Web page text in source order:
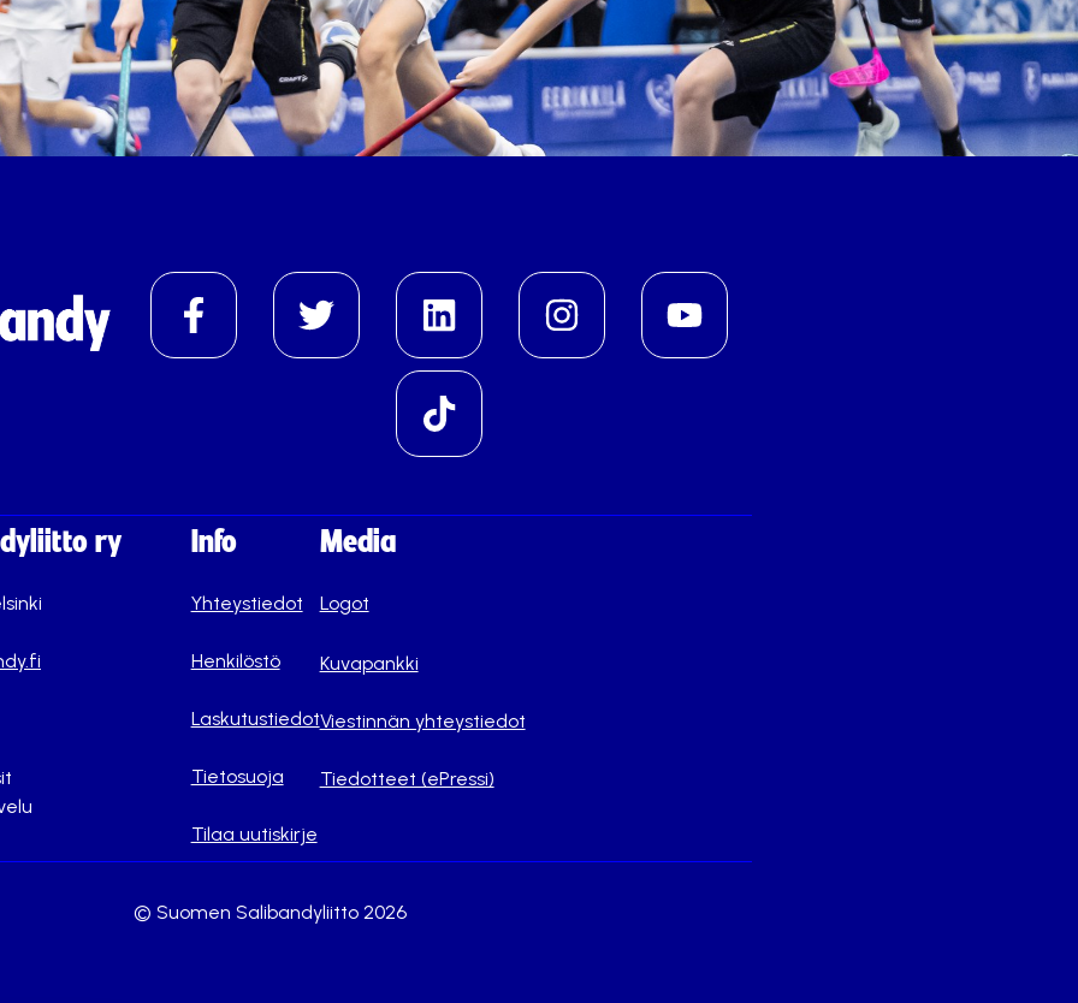
ry Info
Yhteystiedot
Henkilöstö
Laskutustiedot
Tietosuoja
Tilaa uutiskirje
Media
Logot
Kuvapankki
Viestinnän yhteystiedot
Tiedotteet (ePressi)
© Suomen Salibandyliitto 2026